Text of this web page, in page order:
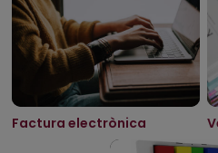
Factura electrònica